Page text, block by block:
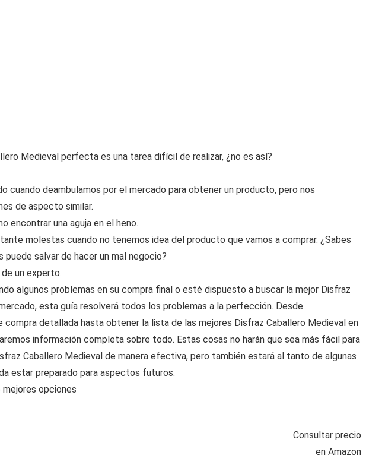
Medieval perfecta es una tarea difícil de realizar, ¿no es así?
cuando deambulamos por el mercado para obtener un producto, pero nos
de aspecto similar.
encontrar una aguja en el heno.
molestas cuando no tenemos idea del producto que vamos a comprar. ¿Sabes
puede salvar de hacer un mal negocio?
un experto.
algunos problemas en su compra final o esté dispuesto a buscar la mejor Disfraz
esta guía resolverá todos los problemas a la perfección. Desde
compra detallada hasta obtener la lista de las mejores Disfraz Caballero Medieval en
información completa sobre todo. Estas cosas no harán que sea más fácil para
Caballero Medieval de manera efectiva, pero también estará al tanto de algunas
estar preparado para aspectos futuros.
opciones
Consultar precio
en Amazon